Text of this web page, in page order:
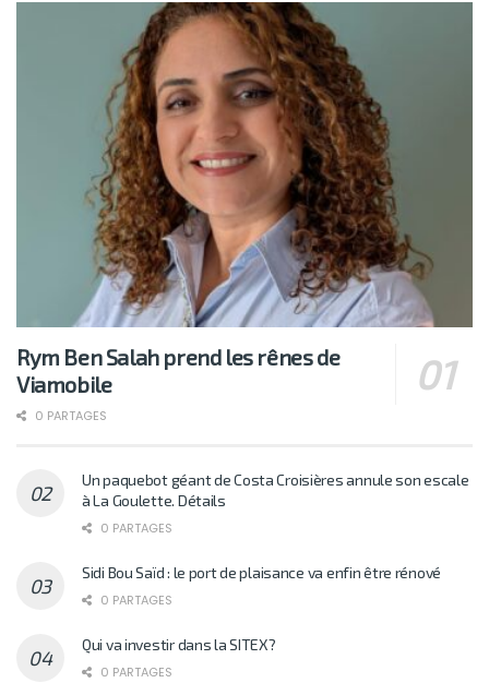
Rym Ben Salah prend les rênes de
Viamobile
0 PARTAGES
Un paquebot géant de Costa Croisières annule son escale
à La Goulette. Détails
0 PARTAGES
Sidi Bou Saïd : le port de plaisance va enfin être rénové
0 PARTAGES
Qui va investir dans la SITEX?
0 PARTAGES